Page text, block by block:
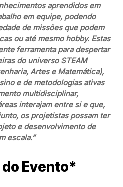
aprendidos em
em equipe, podendo
de missões que podem
ou até mesmo hobby. Estas
ferramenta para despertar
do universo STEAM
Artes e Matemática),
e de metodologias ativas
multidisciplinar,
interajam entre si e que,
os projetistas possam ter
e desenvolvimento de
escala.”
Evento*